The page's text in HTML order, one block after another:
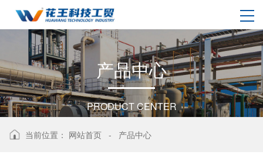
产品中心
PRODUCT CENTER
当前位置： 网站首页 - 产品中心